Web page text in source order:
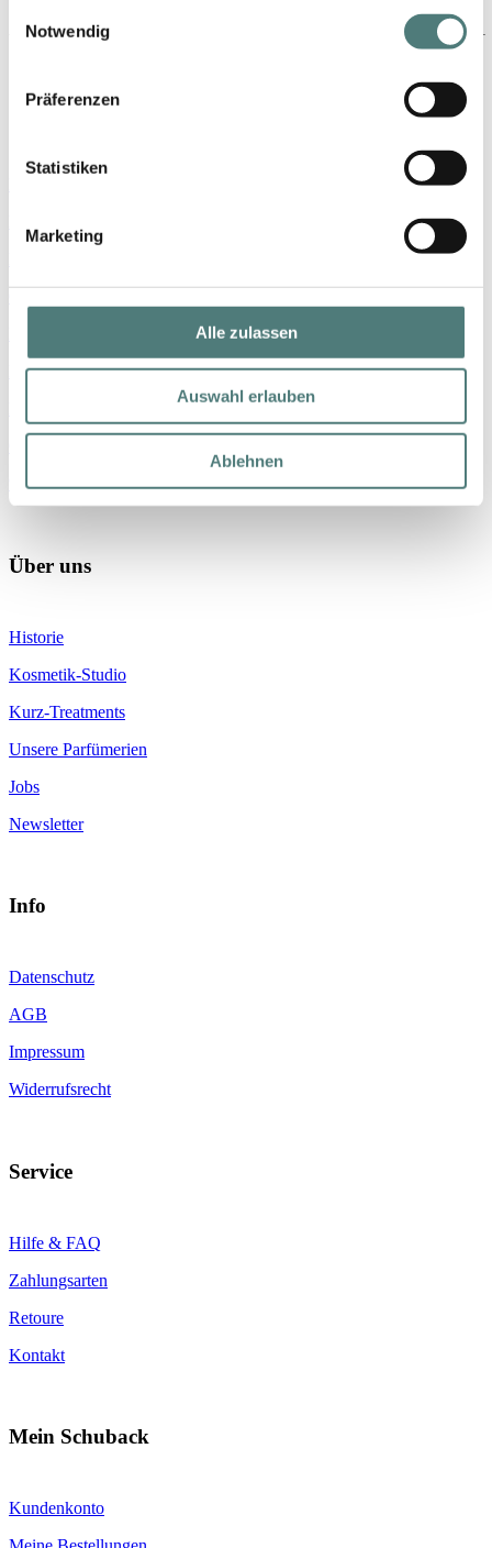
Notwendig
Präferenzen
Statistiken
Marketing
Alle zulassen
Auswahl erlauben
Ablehnen
Shop
Haare
% SALE
Über uns
Historie
Kosmetik-Studio
Kurz-Treatments
Unsere Parfümerien
Jobs
Newsletter
Info
Datenschutz
AGB
Impressum
Widerrufsrecht
Service
Hilfe & FAQ
Zahlungsarten
Retoure
Kontakt
Mein Schuback
Kundenkonto